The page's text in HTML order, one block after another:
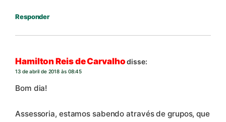
Responder
Hamilton Reis de Carvalho disse:
13 de abril de 2018 às 08:45
Bom dia!
Assessoria, estamos sabendo através de grupos, que